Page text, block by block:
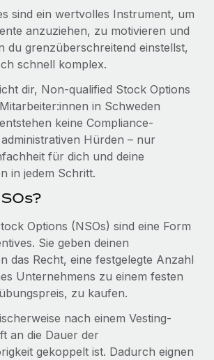
für globale HR & Compliance
Screening
und Verfolgung von IT-
Niederlassungen
Gründung von
von Mitarbeiter:innen
Integrationen und KI-Automatisierung
Vorreiter Weaviate sein Team mit
% vergrößert
Blick Weaviate entwickelt KI-basierte
Das...
Partnerschaft zwischen
und Remote für Contractor
und Payroll
einen Blick Das Gesundheits- und
Reverse Tech hat das globale...
Gehältern und Qualifikationen
anzeigen
sind ein wertvolles Instrument, um
anzuziehen, zu motivieren und
du grenzüberschreitend einstellst,
schnell komplex.
dir, Non-qualified Stock Options
in Schweden
keine Compliance-
Hürden – nur
für dich und deine
in jedem Schritt.
Options (NSOs) sind eine Form
Sie geben deinen
das Recht, eine festgelegte Anzahl
Unternehmens zu einem festen
zu kaufen.
nach einem Vesting-
an die Dauer der
gekoppelt ist. Dadurch eignen